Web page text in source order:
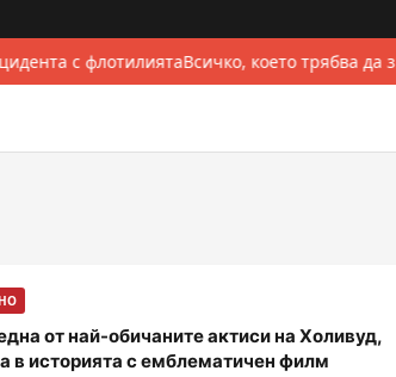
с флотилиятаВсичко, което трябва да
от най-обичаните актиси на Холивуд,
в историята с емблематичен филм